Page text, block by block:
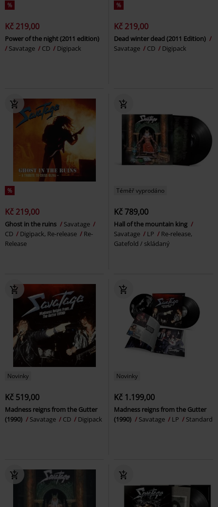
%
Kč 219,00
Power of the night (2011 edition)
Savatage
CD Digipack
%
Kč 219,00
Dead winter dead (2011 Edition)
Savatage
CD Digipack
%
Kč 219,00
Ghost in the ruins
Savatage
CD
Digipack, Re-release
Re-
Release
Téměř vyprodáno
Kč 789,00
Hall of the mountain king
Savatage
LP
Re-release,
Gatefold / skládaný
Novinky
Kč 519,00
Madness reigns from the Gutter
(1990)
Savatage CD Digipack
Novinky
Kč 1.199,00
Madness reigns from the Gutter
(1990)
Savatage LP Standard